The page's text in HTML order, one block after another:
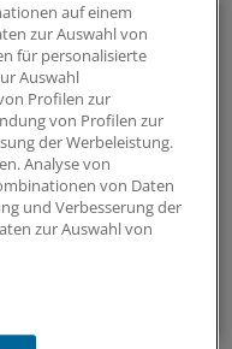
und
lassen Sie sich von
- und seien Sie immer
anmelden
auf einem
zur Auswahl von
für personalisierte
Auswahl
Profilen zur
von Profilen zur
der Werbeleistung.
Analyse von
von Daten
und Verbesserung der
zur Auswahl von